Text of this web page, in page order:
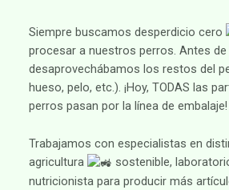
Siempre buscamos desperdicio cero
procesar a nuestros perros. Antes de
desaprovechábamos los restos del
hueso, pelo, etc.). ¡Hoy, TODAS las
perros pasan por la línea de embalaje!
Trabajamos con especialistas en
agricultura
sostenible,
nutricionista para producir más